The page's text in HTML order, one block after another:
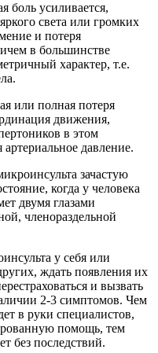
боль усиливается,
света или громких
и потеря
в большинстве
характер, т.е.
или полная потеря
движения,
в этом
давление.
зачастую
когда у человека
двумя глазами
членораздельной
у себя или
ждать появления их
и вызвать
2-3 симптомов. Чем
в руки специалистов,
помощь, тем
без последствий.